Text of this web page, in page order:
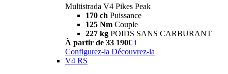
Multistrada V4 Pikes Peak
170 ch Puissance
125 Nm Couple
227 kg POIDS SANS CARBURANT
À partir de 33 190€ i
Configurez-la Découvrez-la
V4 RS